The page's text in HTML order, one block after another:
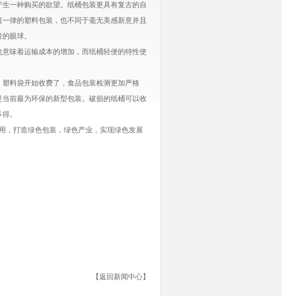
一种购买的欲望。纸桶包装更具有复古的自
律的塑料包装，也不同于毫无美感新意并且
眼球。
味着运输成本的增加，而纸桶轻便的特性使
料袋开始收费了，食品包装检测更加严格
前最为环保的新型包装。破损的纸桶可以收
。
，打造绿色包装，绿色产业，实现绿色发展
【返回新闻中心】